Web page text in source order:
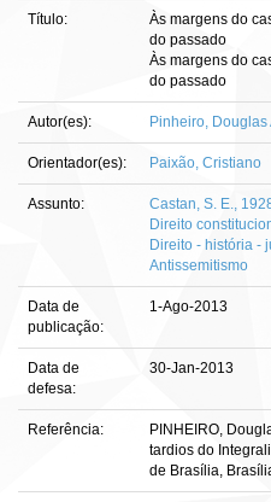
Título:
Às margens do
do passado
Às margens do
do passado
Autor(es): Pinheiro,
Orientador(es): Paixão, Cristiano
Assunto:
Castan, S. E.,
Direito
Direito - história -
Antissemitismo
Data de
publicação:
1-Ago-2013
Data de
defesa:
30-Jan-2013
Referência:
PINHEIRO,
tardios do
de Brasília,